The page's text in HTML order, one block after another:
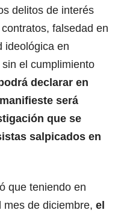
delitos de interés
falsedad en
ideológica en
el cumplimiento
declarar en
será
que se
salpicados en
que teniendo en
de diciembre, el